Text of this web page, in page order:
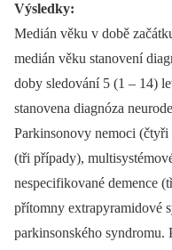
Výsledky:
Medián věku v době
medián věku stanovení
doby sledování 5 (1 –⁠ 14)
stanovena diagnóza
Parkinsonovy nemoci
(tři případy),
nespecifikované demence
přítomny extrapyramidové
parkinsonského syndromu.